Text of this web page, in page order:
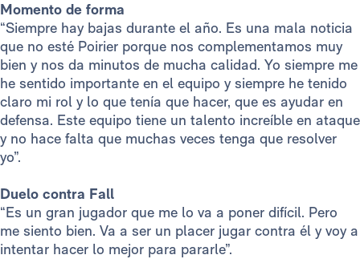
Momento de forma
“Siempre hay bajas durante el año. Es una mala noticia
que no esté Poirier porque nos complementamos muy
bien y nos da minutos de mucha calidad. Yo siempre me
he sentido importante en el equipo y siempre he tenido
claro mi rol y lo que tenía que hacer, que es ayudar en
defensa. Este equipo tiene un talento increíble en ataque
y no hace falta que muchas veces tenga que resolver
yo”.
Duelo contra Fall
“Es un gran jugador que me lo va a poner difícil. Pero
me siento bien. Va a ser un placer jugar contra él y voy a
intentar hacer lo mejor para pararle”.